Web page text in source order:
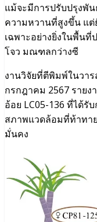
แม้จะมีการปรับปรุงพั
ความหวานที่สูงขึ้น แ
เฉพาะอย่างยิ่งในพื้น
โจว มณฑลกว่างซี
งานวิจัยที่ตีพิมพ์ในวา
กรกฎาคม 2567 ราย
อ้อย LC05-136 ที่ได้รั
สภาพแวดล้อมที่ท้าทา
มั่นคง